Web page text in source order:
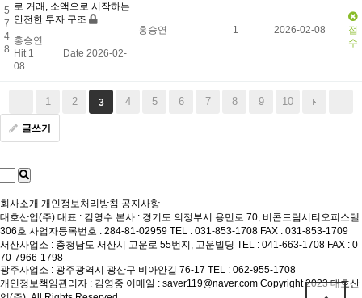
5
7
4
8
로 거래, 소액으로 시작하는
안전한 투자 구조
홍승연
Hit 1
Date 2026-02-
08
홍승연 1 2026-02-08
접
수
1 2 3 4 5 6 7 8 9 10
글쓰기
회사소개 개인정보처리방침 공지사항
대호산업(주) 대표 : 김영수 본사 : 경기도 의정부시 용민로 70, 비콘드림시티오피스텔
306호 사업자등록번호 : 284-81-02959 TEL : 031-853-1708 FAX : 031-853-1709
서산사업소 : 충청남도 서산시 고운로 55번지, 고운빌딩 TEL : 041-663-1708 FAX : 0
70-7966-1798
광주사업소 : 광주광역시 광산구 비아안길 76-17 TEL : 062-955-1708
개인정보책임관리자 : 김영중 이메일 : saver119@naver.com Copyright 2023 대호산